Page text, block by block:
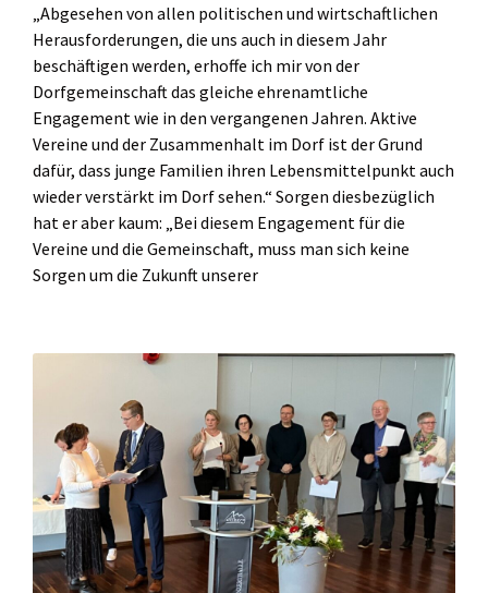
„Abgesehen von allen politischen und wirtschaftlichen
Herausforderungen, die uns auch in diesem Jahr
beschäftigen werden, erhoffe ich mir von der
Dorfgemeinschaft das gleiche ehrenamtliche
Engagement wie in den vergangenen Jahren. Aktive
Vereine und der Zusammenhalt im Dorf ist der Grund
dafür, dass junge Familien ihren Lebensmittelpunkt auch
wieder verstärkt im Dorf sehen.“ Sorgen diesbezüglich
hat er aber kaum: „Bei diesem Engagement für die
Vereine und die Gemeinschaft, muss man sich keine
Sorgen um die Zukunft unserer